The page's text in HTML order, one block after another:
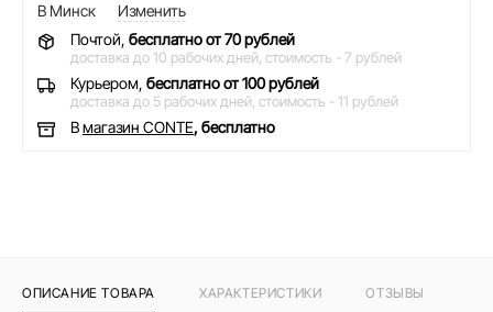
В Минск
Изменить
Почтой, бесплатно от 70 рублей
доставка до 10 рабочих дней, стоимость - 7 рублей
Курьером, бесплатно от 100 рублей
доставка до 5 рабочих дней, стоимость - 11 рублей
Вмагазин CONTE, бесплатно
ОПИСАНИЕ ТОВАРА ХАРАКТЕРИСТИКИ ОТЗЫВЫ